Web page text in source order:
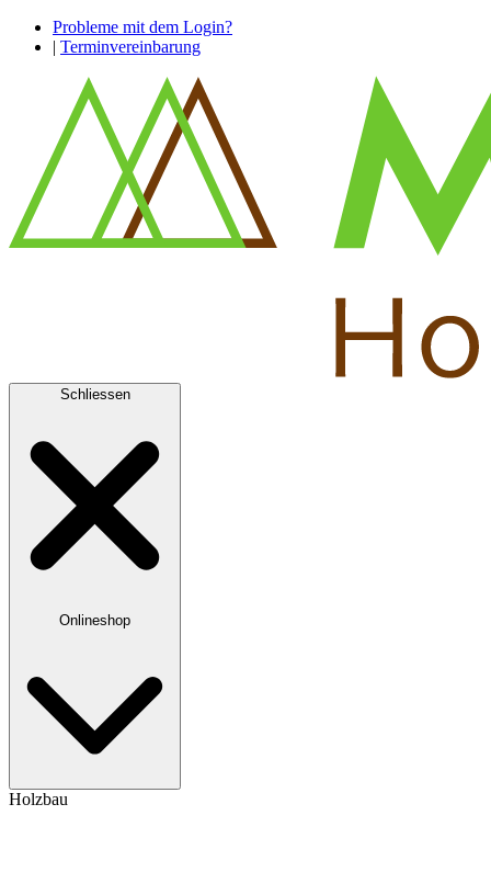
Probleme mit dem Login?
| Terminvereinbarung
Schliessen
Onlineshop
Holzbau